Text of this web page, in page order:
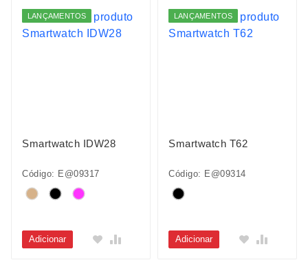
LANÇAMENTOS
Smartwatch IDW28
Código: E@09317
Adicionar
LANÇAMENTOS
Smartwatch T62
Código: E@09314
Adicionar